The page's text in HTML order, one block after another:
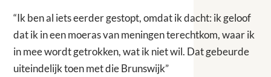
“Ik ben al iets eerder gestopt, omdat ik dacht: ik geloof
dat ik in een moeras van meningen terechtkom, waar ik
in mee wordt getrokken, wat ik niet wil. Dat gebeurde
uiteindelijk toen met die Brunswijk”